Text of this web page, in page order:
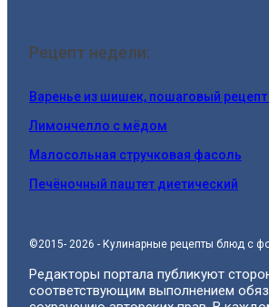
Рецепт недели:
Варенье из шишек, пошаговый
Лимончелло с мёдом
Малосольная стручковая фасоль
Печёночный паштет диетический
©2015- 2026 - Кулинарные рецепты блюд с
Редакторы портала публикуют
соответствующим выполнением